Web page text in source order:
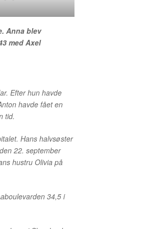
Anna blev
med Axel
Efter hun havde
havde fået en
tid.
Hans halvsøster
22. september
hustru Olivia på
34,5 i